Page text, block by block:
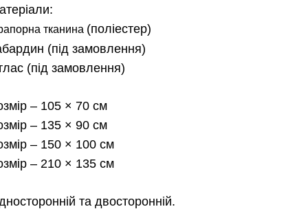
тканина (поліестер)
(під замовлення)
(під замовлення)
– 105 × 70 см
– 135 × 90 см
– 150 × 100 см
– 210 × 135 см
та двосторонній.